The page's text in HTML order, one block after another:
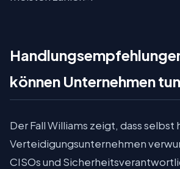
können Unternehmen
Der Fall Williams zeigt, dass
Verteidigungsunternehmen
CISOs und